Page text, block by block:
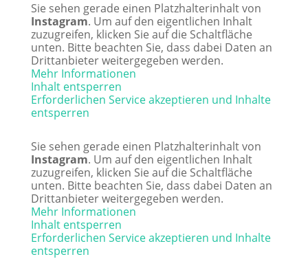
Sie sehen gerade einen Platzhalterinhalt von
Instagram. Um auf den eigentlichen Inhalt
zuzugreifen, klicken Sie auf die Schaltfläche
unten. Bitte beachten Sie, dass dabei Daten an
Drittanbieter weitergegeben werden.
Mehr Informationen
Inhalt entsperren
Erforderlichen Service akzeptieren und Inhalte
entsperren
Sie sehen gerade einen Platzhalterinhalt von
Instagram. Um auf den eigentlichen Inhalt
zuzugreifen, klicken Sie auf die Schaltfläche
unten. Bitte beachten Sie, dass dabei Daten an
Drittanbieter weitergegeben werden.
Mehr Informationen
Inhalt entsperren
Erforderlichen Service akzeptieren und Inhalte
entsperren